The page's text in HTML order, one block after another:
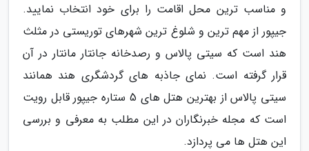
و مناسب ترین محل اقامت را برای خود انتخاب نمایید.
جیپور از مهم ترین و شلوغ ترین شهرهای توریستی در مثلث
هند است که سیتی پالاس و رصدخانه جانتار مانتار در آن
قرار گرفته است. نمای جاذبه های گردشگری هند همانند
سیتی پالاس از بهترین هتل های 5 ستاره جیپور قابل رویت
است که مجله خبرنگاران در این مطلب به معرفی و بررسی
این هتل ها می پردازد.